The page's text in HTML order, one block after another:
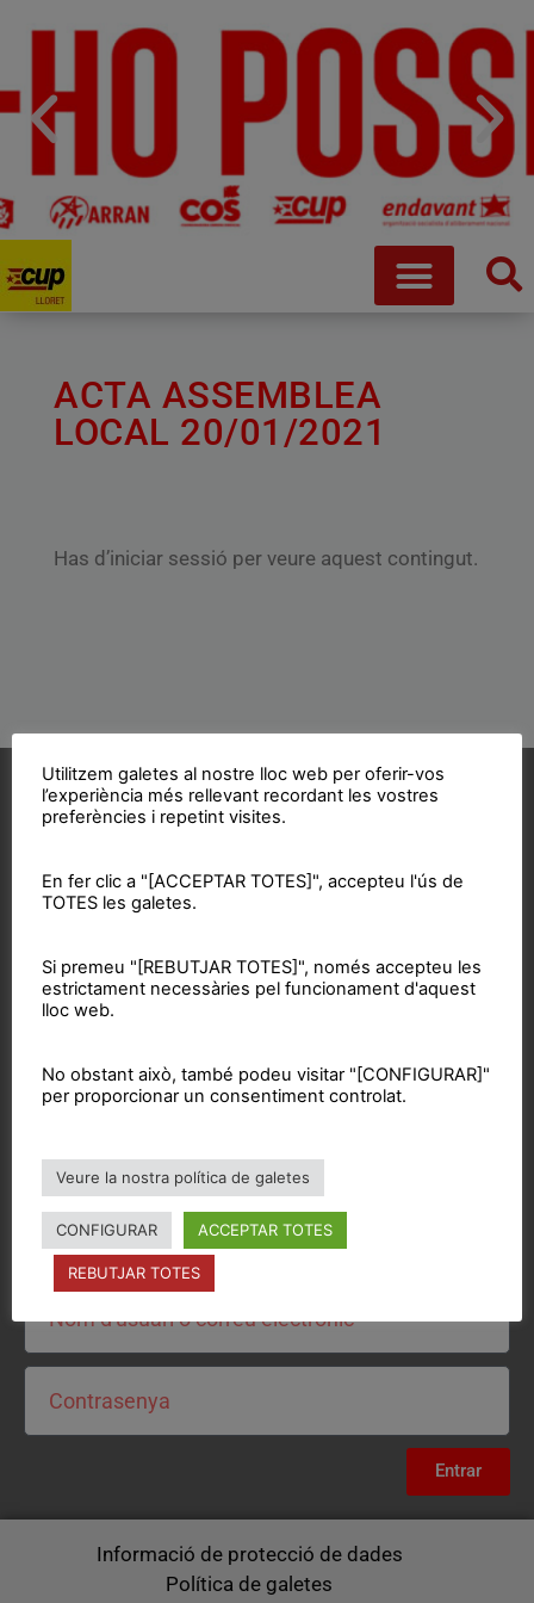
ACTA ASSEMBLEA
LOCAL 20/01/2021
Has d’iniciar sessió per veure aquest contingut.
Vols col·laborar?
Contacta'ns i treballa per fer realitat el projecte de
CONTACTA
Intranet
Entrar
Informació de protecció de dades
Política de galetes
Utilitzem galetes al nostre lloc web per oferir-vos
l’experiència més rellevant recordant les vostres
preferències i repetint visites.
En fer clic a "[ACCEPTAR TOTES]", accepteu l'ús de
TOTES les galetes.
Si premeu "[REBUTJAR TOTES]", només accepteu les
estrictament necessàries pel funcionament d'aquest
lloc web.
No obstant això, també podeu visitar "[CONFIGURAR]"
per proporcionar un consentiment controlat.
Veure la nostra política de galetes
CONFIGURAR ACCEPTAR TOTES
REBUTJAR TOTES